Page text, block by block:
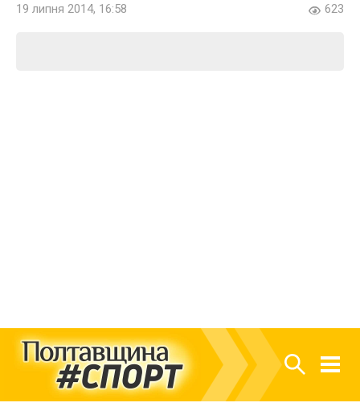
19 липня 2014, 16:58 623